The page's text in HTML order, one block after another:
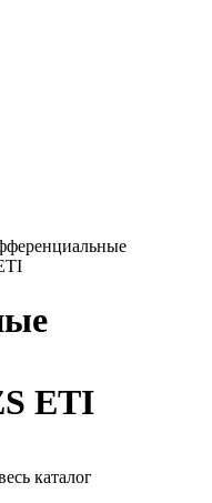
ETI
каталог